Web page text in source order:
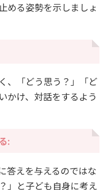
める姿勢を示しましょ
、「どう思う？」「ど
かけ、対話をするよう
:
答えを与えるのではな
」と子ども自身に考え